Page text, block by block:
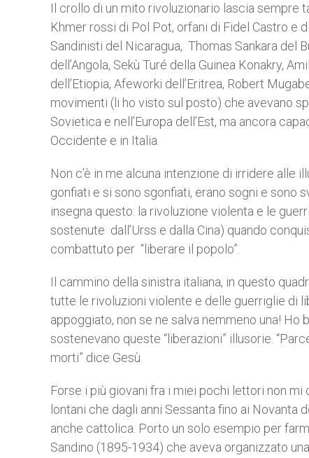
Il crollo di un mito rivoluzionario lascia sempre
Khmer rossi di Pol Pot, orfani di Fidel Castro e
Sandinisti del Nicaragua, Thomas Sankara del
dell’Angola, Sekù Turé della Guinea Konakry,
dell’Etiopia, Afeworki dell’Eritrea, Robert
movimenti (li ho visto sul posto) che avevano
Sovietica e nell’Europa dell’Est, ma ancora
Occidente e in Italia.
Non c’è in me alcuna intenzione di irridere alle
gonfiati e si sono sgonfiati, erano sogni e sono
insegna questo: la rivoluzione violenta e le
sostenute dall’Urss e dalla Cina) quando
combattuto per “liberare il popolo”.
Il cammino della sinistra italiana, in questo
tutte le rivoluzioni violente e delle guerriglie di
appoggiato, non se ne salva nemmeno una!
sostenevano queste “liberazioni” illusorie.
morti” dice Gesù.
Forse i più giovani fra i miei pochi lettori non
lontani che dagli anni Sessanta fino ai Novanta
anche cattolica. Porto un solo esempio per
Sandino (1895-1934) che aveva organizzato